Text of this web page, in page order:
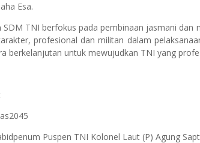
Esa.
SDM TNI berfokus pada pembinaan jasmani
profesional dan militan dalam
berkelanjutan untuk mewujudkan TNI yang
Puspen TNI Kolonel Laut (P) Agung